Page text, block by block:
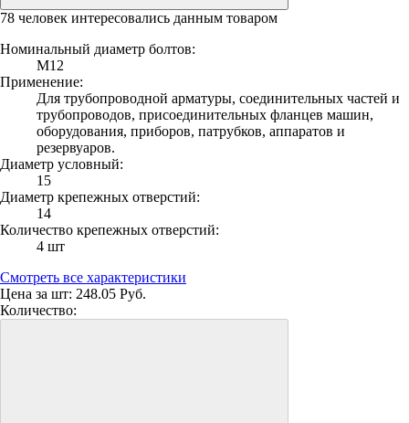
78 человек интересовались данным товаром
Номинальный диаметр болтов:
М12
Применение:
Для трубопроводной арматуры, соединительных частей и
трубопроводов, присоединительных фланцев машин,
оборудования, приборов, патрубков, аппаратов и
резервуаров.
Диаметр условный:
15
Диаметр крепежных отверстий:
14
Количество крепежных отверстий:
4 шт
Смотреть все характеристики
Цена за шт: 248.05 Руб.
Количество: